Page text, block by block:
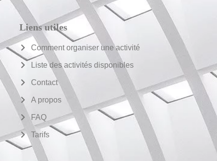
EVG et EVJF:Jura ·Neuchâtel
Lausanne et
Vaud·Fribourg Valais Genève
Murder Party:Jura·Neuchâtel·
Lausanne et
Vaud·Fribourg · Genève
Liens utiles
Comment organiser une activité
Liste des activités disponibles
Contact